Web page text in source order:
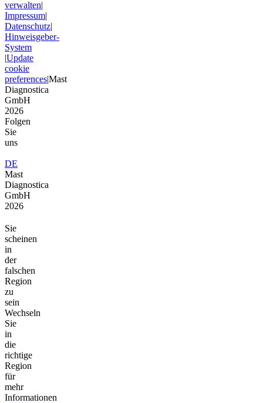
verwalten|
Impressum|
Datenschutz|
Hinweisgeber-
System
|Update
cookie
preferences|Mast
Diagnostica
GmbH
2026
Folgen
Sie
uns
DE
Mast
Diagnostica
GmbH
2026
Sie
scheinen
in
der
falschen
Region
zu
sein
Wechseln
Sie
in
die
richtige
Region
für
mehr
Informationen